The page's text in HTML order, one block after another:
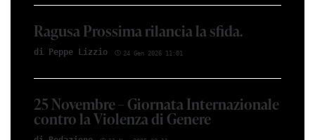
Ragusa Prossima rilancia la sfida.
di Peppe Lizzio 24 Gen 2026 11:01
25 Novembre – Giornata Internazionale
contro la Violenza di Genere